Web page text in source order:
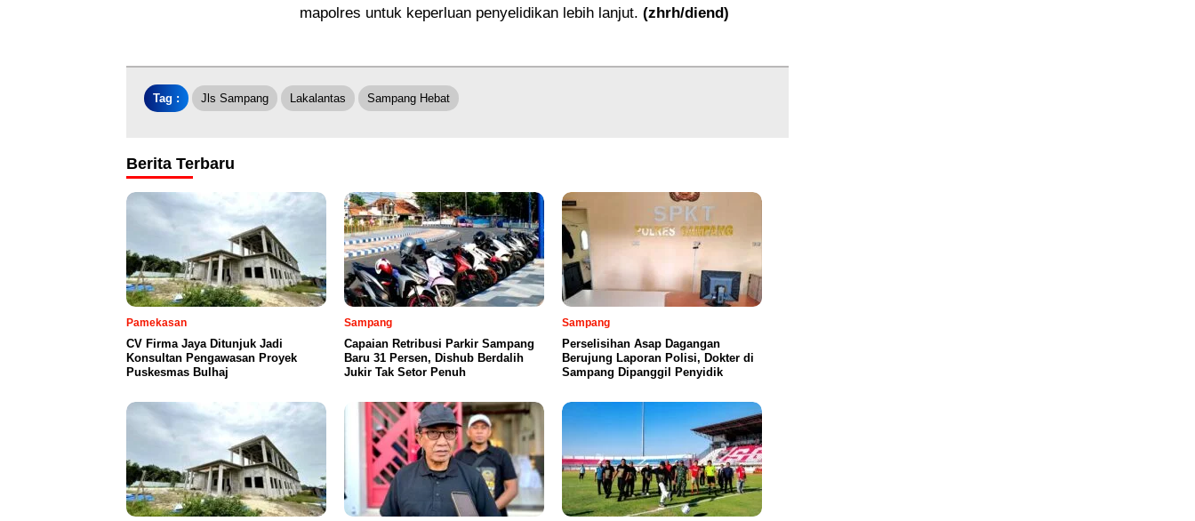
mapolres untuk keperluan penyelidikan lebih lanjut. (zhrh/diend)
Tag : Jls Sampang Lakalantas Sampang Hebat
Berita Terbaru
Pamekasan
CV Firma Jaya Ditunjuk Jadi
Konsultan Pengawasan Proyek
Puskesmas Bulhaj
Sampang
Capaian Retribusi Parkir Sampang
Baru 31 Persen, Dishub Berdalih
Jukir Tak Setor Penuh
Sampang
Perselisihan Asap Dagangan
Berujung Laporan Polisi, Dokter di
Sampang Dipanggil Penyidik